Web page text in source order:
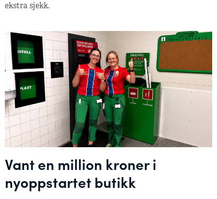
ekstra sjekk.
Vant en million kroner i
nyoppstartet butikk